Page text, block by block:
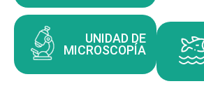
UNIDAD DE
MICROSCOPÍA